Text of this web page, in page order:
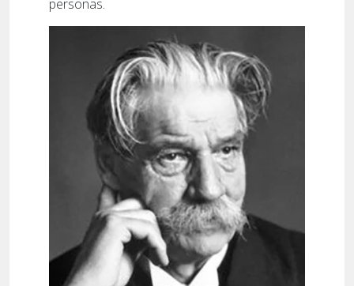
personas.